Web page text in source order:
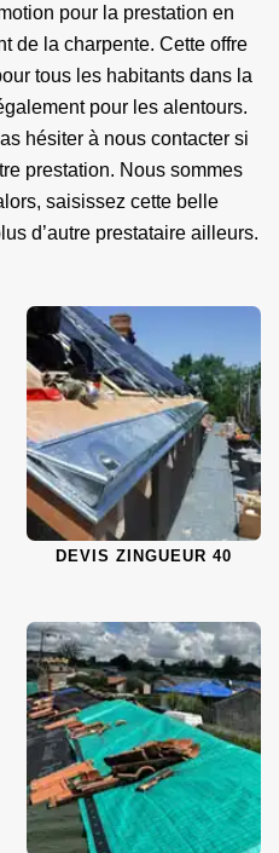
pour la prestation en
de la charpente. Cette offre
tous les habitants dans la
pour les alentours.
hésiter à nous contacter si
prestation. Nous sommes
saisissez cette belle
d’autre prestataire ailleurs.
DEVIS ZINGUEUR 40